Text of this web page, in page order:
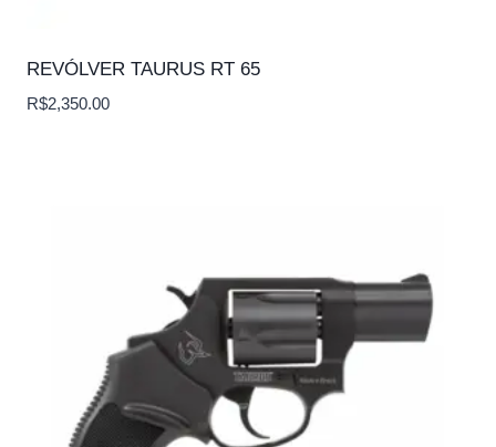
REVÓLVER TAURUS RT 65
R$2,350.00